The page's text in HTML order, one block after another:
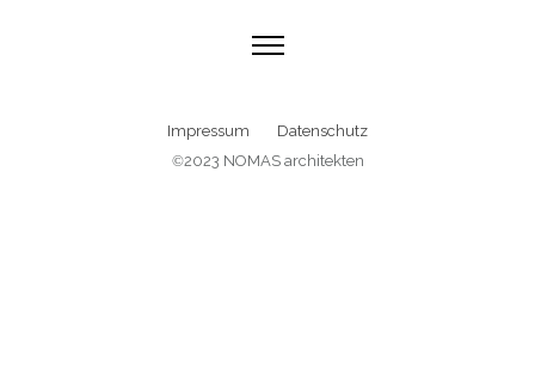
Impressum
Datenschutz
©2023 NOMAS architekten